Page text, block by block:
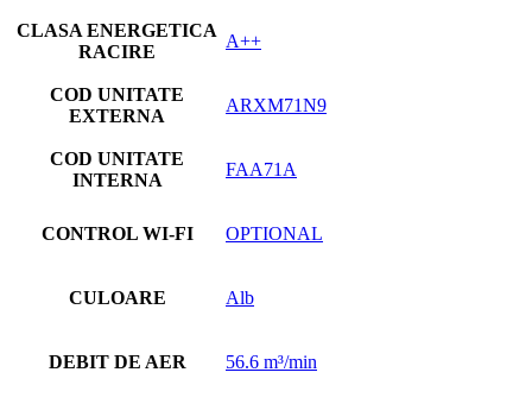
CLASA ENERGETICA
RACIRE
A++
COD UNITATE
EXTERNA
ARXM71N9
COD UNITATE
INTERNA
FAA71A
CONTROL WI-FI OPTIONAL
CULOARE Alb
DEBIT DE AER 56.6 m³/min